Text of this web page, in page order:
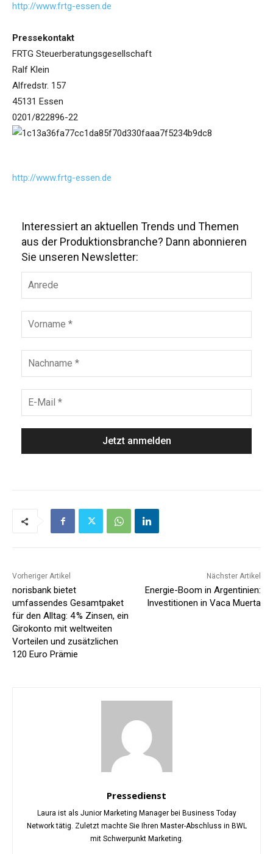
http://www.frtg-essen.de
Pressekontakt
FRTG Steuerberatungsgesellschaft
Ralf Klein
Alfredstr. 157
45131 Essen
0201/822896-22
http://www.frtg-essen.de
Interessiert an aktuellen Trends und Themen
aus der Produktionsbranche? Dann abonnieren
Sie unseren Newsletter:
Vorheriger Artikel
norisbank bietet
umfassendes Gesamtpaket
für den Alltag: 4 % Zinsen, ein
Girokonto mit weltweiten
Vorteilen und zusätzlichen
120 Euro Prämie
Nächster Artikel
Energie-Boom in Argentinien:
Investitionen in Vaca Muerta
Pressedienst
Laura ist als Junior Marketing Manager bei Business Today
Network tätig. Zuletzt machte Sie Ihren Master-Abschluss in BWL
mit Schwerpunkt Marketing.